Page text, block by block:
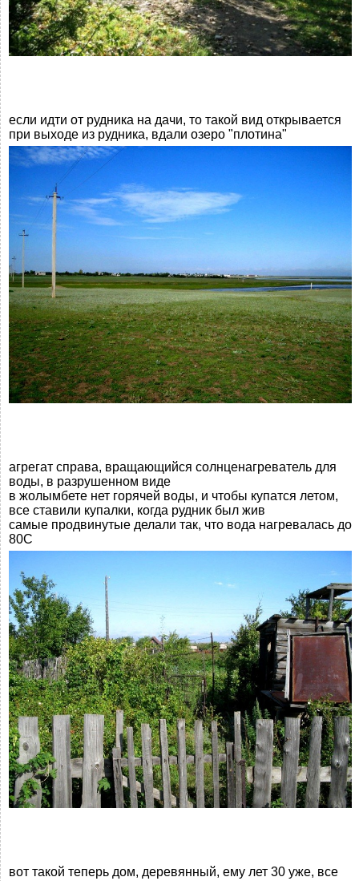
если идти от рудника на дачи, то такой вид открывается
при выходе из рудника, вдали озеро "плотина"
агрегат справа, вращающийся солнценагреватель для
воды, в разрушенном виде
в жолымбете нет горячей воды, и чтобы купатся летом,
все ставили купалки, когда рудник был жив
самые продвинутые делали так, что вода нагревалась до
80С
вот такой теперь дом, деревянный, ему лет 30 уже, все